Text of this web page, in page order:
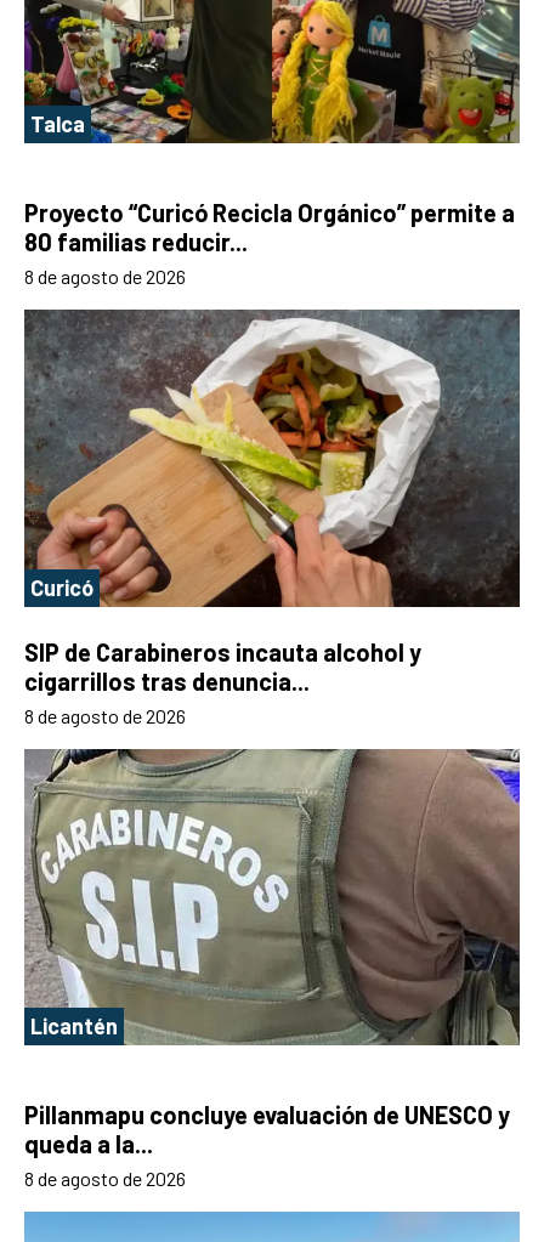
Talca
Proyecto “Curicó Recicla Orgánico” permite a
80 familias reducir...
8 de agosto de 2026
Curicó
SIP de Carabineros incauta alcohol y
cigarrillos tras denuncia...
8 de agosto de 2026
Licantén
Pillanmapu concluye evaluación de UNESCO y
queda a la...
8 de agosto de 2026